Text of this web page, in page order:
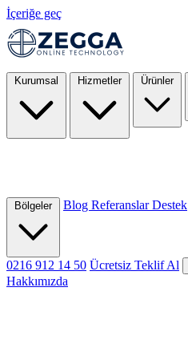
İçeriğe geç
Kurumsal Hizmetler Ürünler
Bölgeler Blog ReferanslarDestek
0216 912 14 50 Ücretsiz Teklif Al
Hakkımızda